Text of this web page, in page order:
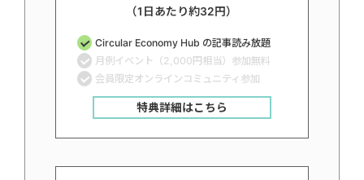
（1日あたり約32円）
Circular Economy Hub の記事読み放題
月例イベント（2,000円相当）参加無料
会員限定オンラインコミュニティ参加
特典詳細はこちら